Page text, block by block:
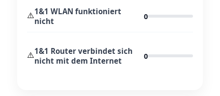
⚠️1&1 WLAN funktioniert
nicht
0
⚠️1&1 Router verbindet sich
nicht mit dem Internet
0